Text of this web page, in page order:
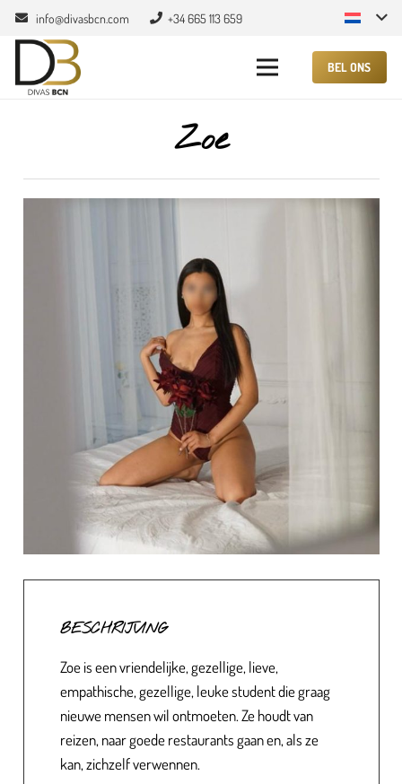
info@divasbcn.com +34 665 113 659
BEL ONS
Zoe
BESCHRIJVING
Zoe is een vriendelijke, gezellige, lieve,
empathische, gezellige, leuke student die graag
nieuwe mensen wil ontmoeten. Ze houdt van
reizen, naar goede restaurants gaan en, als ze
kan, zichzelf verwennen.